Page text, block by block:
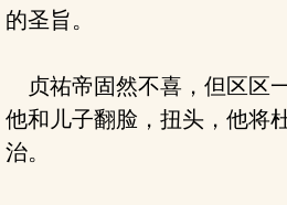
的圣旨。
贞祐帝固然不喜，但区区
他和儿子翻脸，扭头，他将
治。